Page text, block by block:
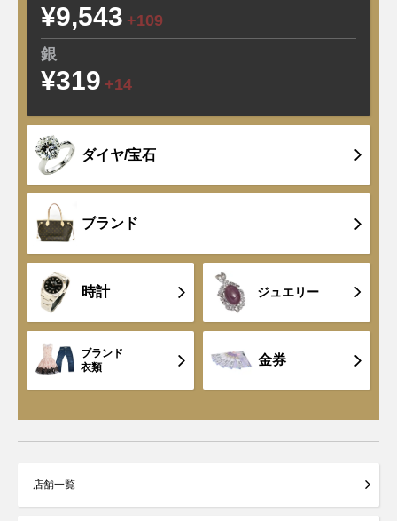
¥9,543 +109
銀
¥319 +14
ダイヤ/宝石
ブランド
時計 ジュエリー
ブランド
衣類
金券
店舗一覧